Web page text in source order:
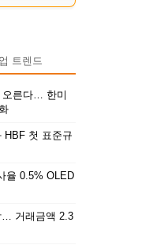
트렌드
오른다… 한미
HBF 첫 표준규
율 0.5% OLED
… 거래금액 2.3